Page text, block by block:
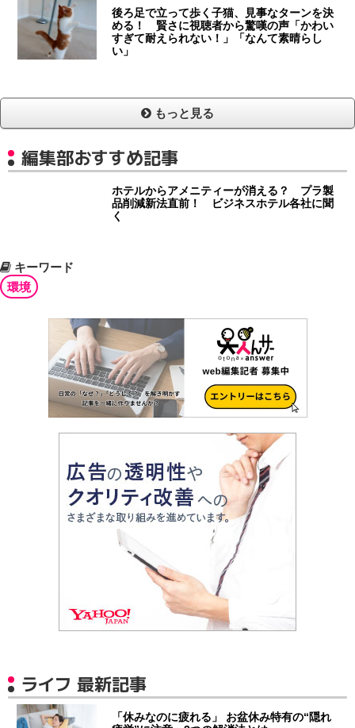
後ろ足で立って歩く子猫、見事なターンを決
める！ 賢さに視聴者から驚嘆の声「かわい
すぎて耐えられない！」「なんて素晴らし
い」
もっと見る
編集部おすすめ記事
ホテルからアメニティーが消える？ プラ製
品削減新法直前！ ビジネスホテル各社に聞
く
キーワード
環境
ライフ 最新記事
「休みなのに疲れる」 お盆休み特有の“隠れ